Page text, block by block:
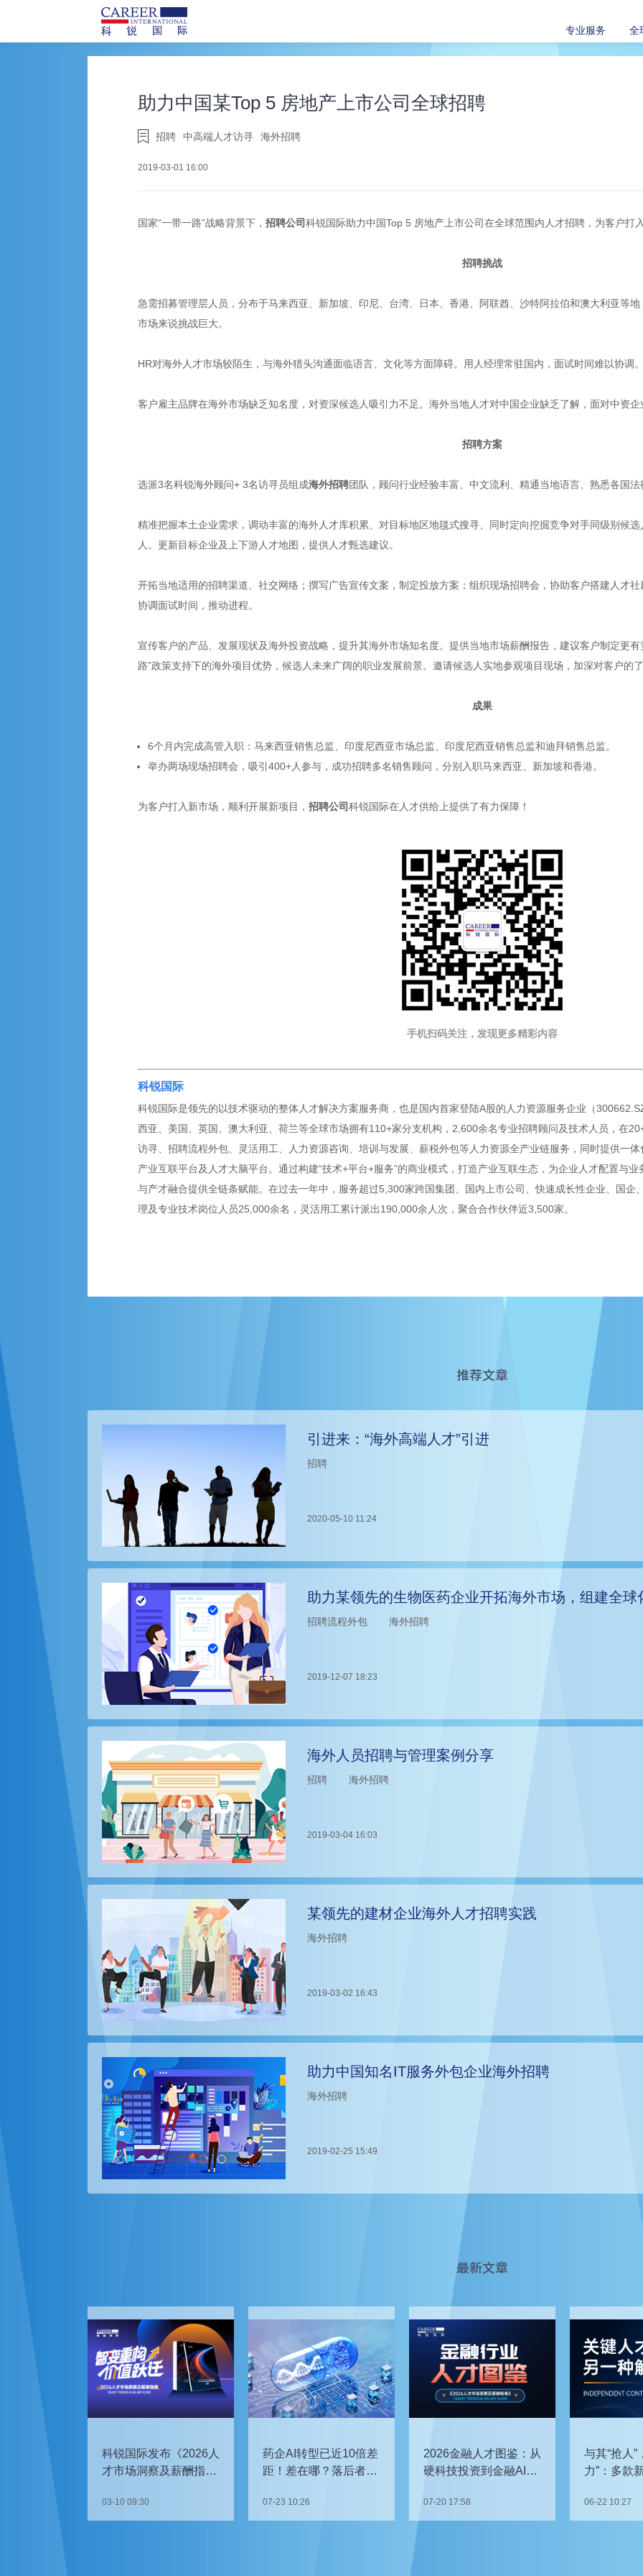
专业服务 全
助力中国某Top 5 房地产上市公司全球招聘
招聘 中高端人才访寻 海外招聘
2019-03-01 16:00
国家“一带一路”战略背景下， 招聘公司科锐国际助力中国Top 5 房地产上市公司在全球范围内人才招聘，为客户打
招聘挑战
急需招募管理层人员，分布于马来西亚、新加坡、印尼、台湾、日本、香港、阿联酋、沙特阿拉伯和澳大利亚等
市场来说挑战巨大。
HR对海外人才市场较陌生，与海外猎头沟通面临语言、文化等方面障碍。用人经理常驻国内，面试时间难以协调
客户雇主品牌在海外市场缺乏知名度，对资深候选人吸引力不足。海外当地人才对中国企业缺乏了解，面对中资
招聘方案
选派3名科锐海外顾问+ 3名访寻员组成海外招聘团队，顾问行业经验丰富、中文流利、精通当地语言、熟悉各国
精准把握本土企业需求，调动丰富的海外人才库积累、对目标地区地毯式搜寻、同时定向挖掘竞争对手同级别候
人。更新目标企业及上下游人才地图，提供人才甄选建议。
开拓当地适用的招聘渠道、社交网络；撰写广告宣传文案，制定投放方案；组织现场招聘会，协助客户搭建人才
协调面试时间，推动进程。
宣传客户的产品、发展现状及海外投资战略，提升其海外市场知名度。提供当地市场薪酬报告，建议客户制定更
路”政策支持下的海外项目优势，候选人未来广阔的职业发展前景。邀请候选人实地参观项目现场，加深对客户的
成果
6个月内完成高管入职：马来西亚销售总监、印度尼西亚市场总监、印度尼西亚销售总监和迪拜销售总监。
举办两场现场招聘会，吸引 400+人参与，成功招聘多名销售顾问，分别入职马来西亚、新加坡和香港。
为客户打入新市场，顺利开展新项目， 招聘公司科锐国际在人才供给上提供了有力保障！
手机扫码关注，发现更多精彩内容
科锐国际
科锐国际是领先的以技术驱动的整体人才解决方案服务商，也是国内首家登陆A股的人力资源服务企业（
西亚、美国、英国、澳大利亚、荷兰等全球市场拥有110+家分支机构，2,600余名专业招聘顾问及技术人员，在
访寻、招聘流程外包、灵活用工、人力资源咨询、培训与发展、薪税外包等人力资源全产业链服务，同时提供一
产业互联平台及人才大脑平台。通过构建“技术+平台+服务”的商业模式，打造产业互联生态，为企业人才配置与
与产才融合提供全链条赋能。在过去一年中，服务超过5,300家跨国集团、国内上市公司、快速成长性企业、国企
理及专业技术岗位人员25,000余名，灵活用工累计派出190,000余人次，聚合合作伙伴近3,500家。
推荐文章
引进来：“海外高端人才”引进
招聘
2020-05-10 11:24
助力某领先的生物医药企业开拓海外市场，组建全
招聘流程外包 海外招聘
2019-12-07 18:23
海外人员招聘与管理案例分享
招聘 海外招聘
2019-03-04 16:03
某领先的建材企业海外人才招聘实践
海外招聘
2019-03-02 16:43
助力中国知名IT服务外包企业海外招聘
海外招聘
2019-02-25 15:49
最新文章
科锐国际发布《2026人
才市场洞察及薪酬指
03-10 09:30
药企AI转型已近10倍差
距！差在哪？落后者该
07-23 10:26
2026金融人才图鉴：从
硬科技投资到金融AI，
单？
07-20 17:58
与其“抢人”
力”：多款
关键人才？
06-22 10:27